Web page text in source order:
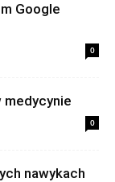
Google
0
0
nawykach